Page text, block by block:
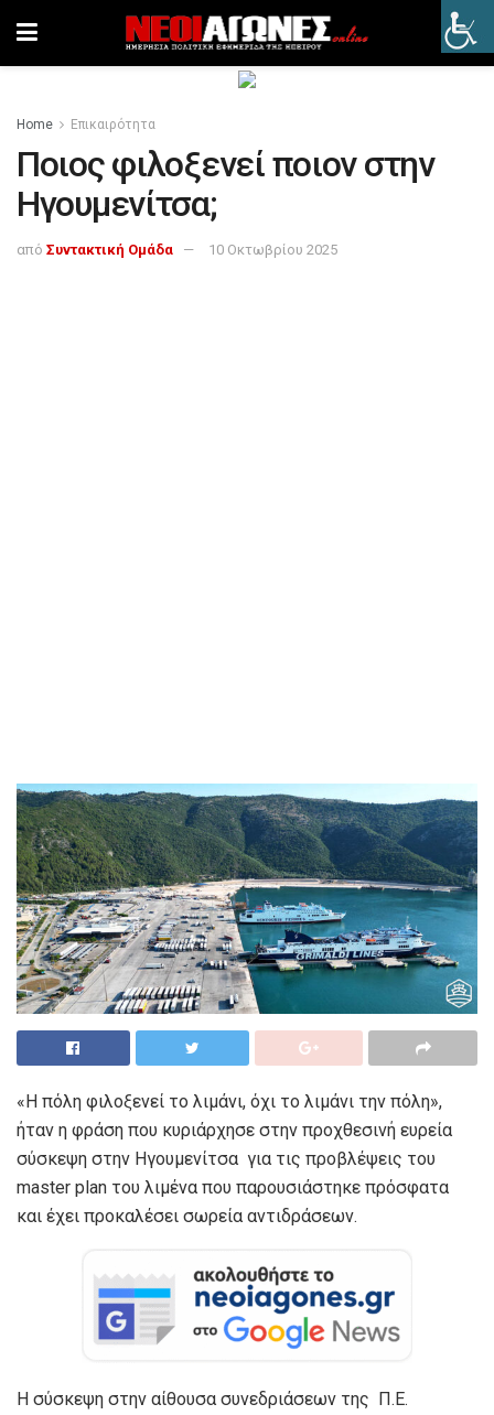
Home Επικαιρότητα
Ποιος φιλοξενεί ποιον στην
Ηγουμενίτσα;
από Συντακτική Ομάδα 10 Οκτωβρίου 2025
«Η πόλη φιλοξενεί το λιμάνι, όχι το λιμάνι την πόλη»,
ήταν η φράση που κυριάρχησε στην προχθεσινή ευρεία
σύσκεψη στην Ηγουμενίτσα για τις προβλέψεις του
master plan του λιμένα που παρουσιάστηκε πρόσφατα
και έχει προκαλέσει σωρεία αντιδράσεων.
Η σύσκεψη στην αίθουσα συνεδριάσεων της Π.Ε.